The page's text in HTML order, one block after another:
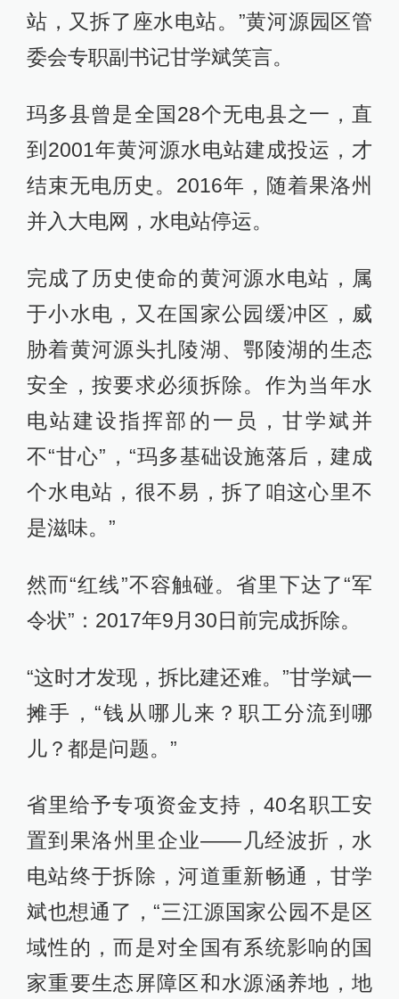
站，又拆了座水电站。”黄河源园区管
委会专职副书记甘学斌笑言。
玛多县曾是全国28个无电县之一，直
到2001年黄河源水电站建成投运，才
结束无电历史。2016年，随着果洛州
并入大电网，水电站停运。
完成了历史使命的黄河源水电站，属
于小水电，又在国家公园缓冲区，威
胁着黄河源头扎陵湖、鄂陵湖的生态
安全，按要求必须拆除。作为当年水
电站建设指挥部的一员，甘学斌并
不“甘心”，“玛多基础设施落后，建成
个水电站，很不易，拆了咱这心里不
是滋味。”
然而“红线”不容触碰。省里下达了“军
令状”：2017年9月30日前完成拆除。
“这时才发现，拆比建还难。”甘学斌一
摊手，“钱从哪儿来？职工分流到哪
儿？都是问题。”
省里给予专项资金支持，40名职工安
置到果洛州里企业——几经波折，水
电站终于拆除，河道重新畅通，甘学
斌也想通了，“三江源国家公园不是区
域性的，而是对全国有系统影响的国
家重要生态屏障区和水源涵养地，地